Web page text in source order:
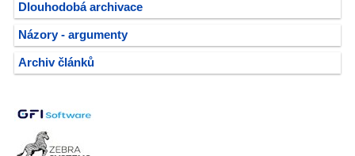
Dlouhodobá archivace
Názory - argumenty
Archiv článků